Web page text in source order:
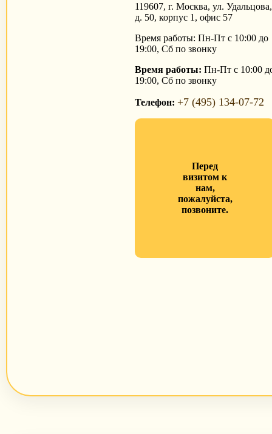
119607, г. Москва, ул. Удальцова,
д. 50, корпус 1, офис 57
Время работы: Пн-Пт с 10:00 до
19:00, Сб по звонку
Время работы: Пн-Пт с 10:00
19:00, Сб по звонку
Телефон: +7 (495) 134-07-72
Перед
визитом к
нам,
пожалуйста,
позвоните.